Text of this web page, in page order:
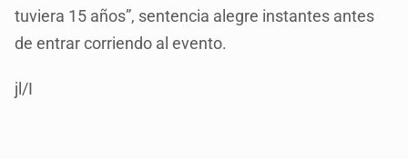
tuviera 15 años”, sentencia alegre instantes antes
de entrar corriendo al evento.
jl/I